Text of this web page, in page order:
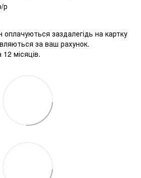
р
заздалегідь на картку
за ваш рахунок.
12 місяців.